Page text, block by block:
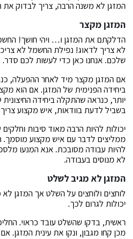
המזגן לא משנה הרבה, צריך לבדוק את
המזגן מקצר
הדלקתם את המזגן ו… ויהי חושך!
לא צריך לדאוג! נפילת החשמל לא
שלכם. אנחנו כאן כדי לעשות לכם סדר.
אם המזגן מקצר מיד לאחר ההפעלה,
ביחידה הפנימית של המזגן. אם הוא
יותר, כנראה שהתקלה ביחידה
בשביל לדעת בוודאות, איש מקצוע
יכולות להיות הרבה מאוד סיבות
ממליצים לדבר עם איש מקצוע מוסמך.
להיות עבודה מסובכת. אנא המנעו
לא מנוסים בעבודה.
המזגן לא מגיב לשלט
לוחצים ולוחצים על השלט אך המזגן
יכולות לגרום לכך.
ראשית, בדקו שהשלט עובד כראוי.
מכן קחו מגבון, ונקו את עינית המזגן.